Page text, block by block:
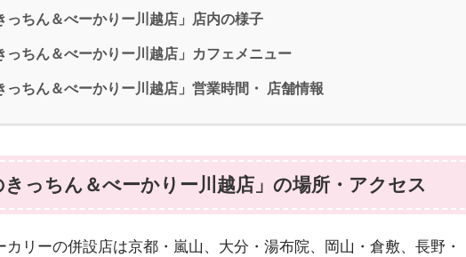
っちん＆べーかりー川越店」店内の様子
っちん＆べーかりー川越店」カフェメニュー
っちん＆べーかりー川越店」営業時間・ 店舗情報
きっちん＆べーかりー川越店」の場所・アクセス
カリーの併設店は京都・嵐山、大分・湯布院、岡山・倉敷、長野・